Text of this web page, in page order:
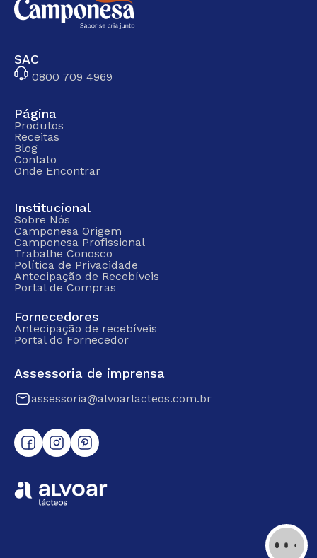
SAC
0800 709 4969
Página
Produtos
Receitas
Blog
Contato
Onde Encontrar
Institucional
Sobre Nós
Camponesa Origem
Camponesa Profissional
Trabalhe Conosco
Política de Privacidade
Antecipação de Recebíveis
Portal de Compras
Fornecedores
Antecipação de recebíveis
Portal do Fornecedor
Assessoria de imprensa
assessoria@alvoarlacteos.com.br